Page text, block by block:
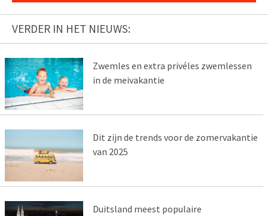
VERDER IN HET NIEUWS:
Zwemles en extra privéles zwemlessen
in de meivakantie
Dit zijn de trends voor de zomervakantie
van 2025
Duitsland meest populaire